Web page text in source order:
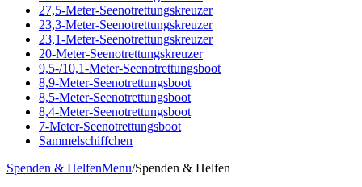
27,5-Meter-Seenotrettungskreuzer
23,3-Meter-Seenotrettungskreuzer
23,1-Meter-Seenotrettungskreuzer
20-Meter-Seenotrettungskreuzer
9,5-/10,1-Meter-Seenotrettungsboot
8,9-Meter-Seenotrettungsboot
8,5-Meter-Seenotrettungsboot
8,4-Meter-Seenotrettungsboot
7-Meter-Seenotrettungsboot
Sammelschiffchen
Spenden & HelfenMenu/Spenden & Helfen